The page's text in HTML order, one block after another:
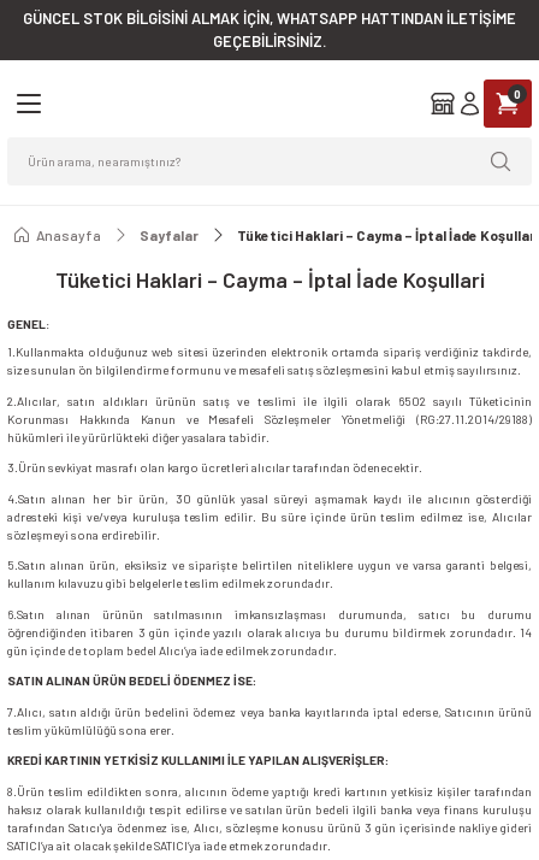
GÜNCEL STOK BİLGİSİNİ ALMAK İÇİN, WHATSAPP HATTINDAN İLETİŞİME
GEÇEBİLİRSİNİZ.
Geri Dön
Fırçalar & Faraşlar
Gırgırlar
Oto Fırçaları
Süpürgeler
Temizlik Fırçaları
Süngerler & Bulaşık Telleri
& Kokular
Çok Amaçlı Kovalar
Geri Dön
Kovaları
Geri Dön
Geri Dön
Banyo Aksesuarları
Temizlik Düzenleyicileri
ve Raf Örtüleri
Çeşitleri
ve Aksesuarları
Kabları
Geri Dön
Kabları
Eşyaları
Endüstriyel Mutfak Eşyaları
Kaşıklar ve Çırpıcılar
Kesme Tahtaları
Tavalar
Tencere Ve Leğenler
& Küvetler
ve Ölçü Kabları
Çeşitleri
Geri Dön
Ürünler
Ürünler
Geri Dön
Geri Dön
Geri Dön
Geri Dön
Setleri
Sürahiler
0
Anasayfa Sayfalar Tüketici Haklari – Cayma – İptal İade Koşullari
Tüketici Haklari – Cayma – İptal İade Koşullari
GENEL:
1.Kullanmakta olduğunuz web sitesi üzerinden elektronik ortamda sipariş verdiğiniz takdirde,
size sunulan ön bilgilendirme formunu ve mesafeli satış sözleşmesini kabul etmiş sayılırsınız.
2.Alıcılar, satın aldıkları ürünün satış ve teslimi ile ilgili olarak 6502 sayılı Tüketicinin
Korunması Hakkında Kanun ve Mesafeli Sözleşmeler Yönetmeliği (RG:27.11.2014/29188)
hükümleri ile yürürlükteki diğer yasalara tabidir.
3.Ürün sevkiyat masrafı olan kargo ücretleri alıcılar tarafından ödenecektir.
4.Satın alınan her bir ürün, 30 günlük yasal süreyi aşmamak kaydı ile alıcının gösterdiği
adresteki kişi ve/veya kuruluşa teslim edilir. Bu süre içinde ürün teslim edilmez ise, Alıcılar
sözleşmeyi sona erdirebilir.
5.Satın alınan ürün, eksiksiz ve siparişte belirtilen niteliklere uygun ve varsa garanti belgesi,
kullanım kılavuzu gibi belgelerle teslim edilmek zorundadır.
6.Satın alınan ürünün satılmasının imkansızlaşması durumunda, satıcı bu durumu
öğrendiğinden itibaren 3 gün içinde yazılı olarak alıcıya bu durumu bildirmek zorundadır. 14
gün içinde de toplam bedel Alıcı’ya iade edilmek zorundadır.
SATIN ALINAN ÜRÜN BEDELİ ÖDENMEZ İSE:
7.Alıcı, satın aldığı ürün bedelini ödemez veya banka kayıtlarında iptal ederse, Satıcının ürünü
teslim yükümlülüğü sona erer.
KREDİ KARTININ YETKİSİZ KULLANIMI İLE YAPILAN ALIŞVERİŞLER:
8.Ürün teslim edildikten sonra, alıcının ödeme yaptığı kredi kartının yetkisiz kişiler tarafından
haksız olarak kullanıldığı tespit edilirse ve satılan ürün bedeli ilgili banka veya finans kuruluşu
tarafından Satıcı'ya ödenmez ise, Alıcı, sözleşme konusu ürünü 3 gün içerisinde nakliye gideri
SATICI’ya ait olacak şekilde SATICI’ya iade etmek zorundadır.